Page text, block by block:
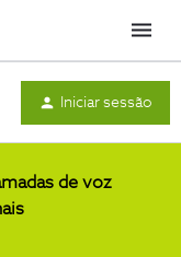
Menu
Iniciar sessão
de voz